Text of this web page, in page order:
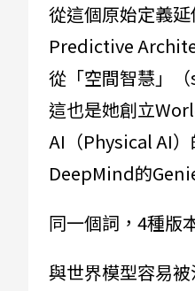
從這個原始定義
Predictive
從「空間智慧」
這也是她創立
AI（Physical AI
DeepMind的
同一個詞，4種版
與世界模型容易